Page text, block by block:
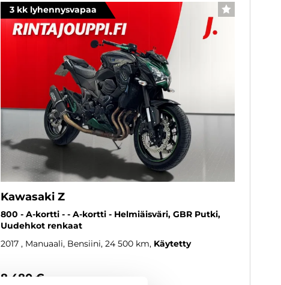
3 kk lyhennysvapaa SUOSIKKI
Kawasaki Z
800 - A-kortti - - A-kortti - Helmiäisväri, GBR Putki,
Uudehkot renkaat
2017 , Manuaali, Bensiini, 24 500 km Käytetty
8 480 €